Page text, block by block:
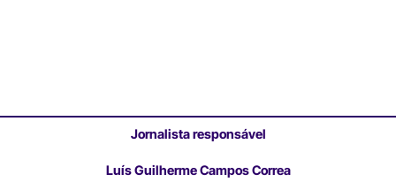
Jornalista responsável
Luís Guilherme Campos Correa